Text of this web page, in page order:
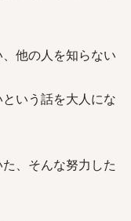
他の人を知らない
いう話を大人にな
、そんな努力した